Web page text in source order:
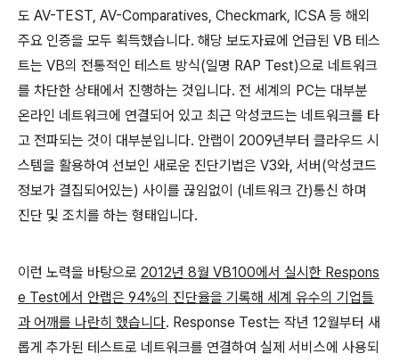
도 AV-TEST, AV-Comparatives, Checkmark, ICSA 등 해외
주요 인증을 모두 획득했습니다. 해당 보도자료에 언급된 VB 테스
트는 VB의 전통적인 테스트 방식(일명 RAP Test)으로 네트워크
를 차단한 상태에서 진행하는 것입니다. 전 세계의 PC는 대부분
온라인 네트워크에 연결되어 있고 최근 악성코드는 네트워크를 타
고 전파되는 것이 대부분입니다. 안랩이 2009년부터 클라우드 시
스템을 활용하여 선보인 새로운 진단기법은 V3와, 서버(악성코드
정보가 결집되어있는) 사이를 끊임없이 (네트워크 간)통신 하며
진단 및 조치를 하는 형태입니다.
이런 노력을 바탕으로 2012년 8월 VB100에서 실시한 Respons
e Test에서 안랩은 94%의 진단율을 기록해 세계 유수의 기업들
과 어깨를 나란히 했습니다. Response Test는 작년 12월부터 새
롭게 추가된 테스트로 네트워크를 연결하여 실제 서비스에 사용되